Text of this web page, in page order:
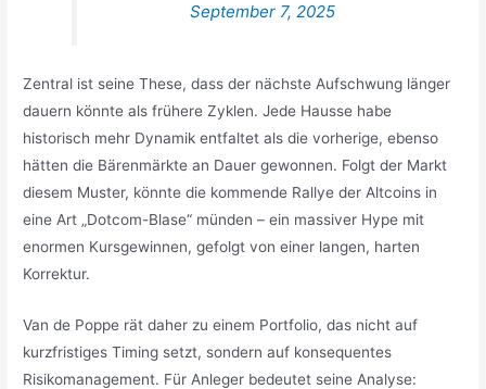
September 7, 2025
Zentral ist seine These, dass der nächste Aufschwung länger
dauern könnte als frühere Zyklen. Jede Hausse habe
historisch mehr Dynamik entfaltet als die vorherige, ebenso
hätten die Bärenmärkte an Dauer gewonnen. Folgt der Markt
diesem Muster, könnte die kommende Rallye der Altcoins in
eine Art „Dotcom-Blase“ münden – ein massiver Hype mit
enormen Kursgewinnen, gefolgt von einer langen, harten
Korrektur.
Van de Poppe rät daher zu einem Portfolio, das nicht auf
kurzfristiges Timing setzt, sondern auf konsequentes
Risikomanagement. Für Anleger bedeutet seine Analyse: